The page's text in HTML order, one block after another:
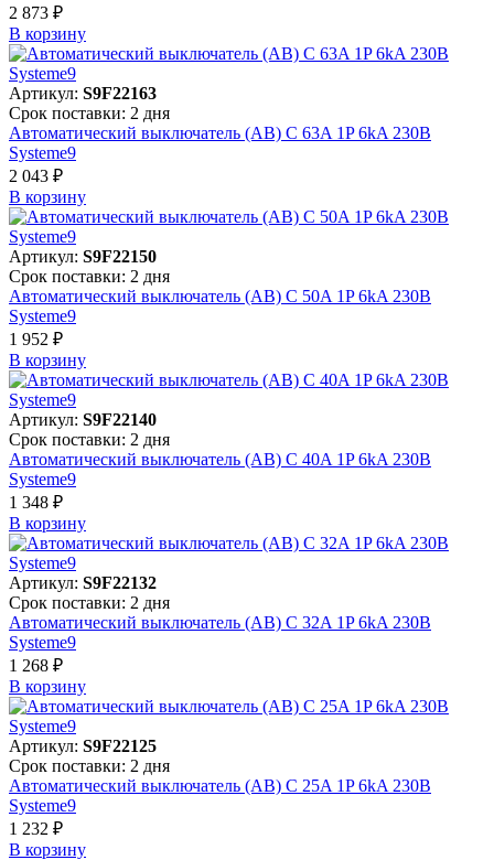
2 873 ₽
В корзинy
Артикул: S9F22163
Срок поставки: 2 дня
Автоматический выключатель (АВ) C 63A 1P 6kA 230В
Systeme9
2 043 ₽
В корзинy
Артикул: S9F22150
Срок поставки: 2 дня
Автоматический выключатель (АВ) C 50A 1P 6kA 230В
Systeme9
1 952 ₽
В корзинy
Артикул: S9F22140
Срок поставки: 2 дня
Автоматический выключатель (АВ) C 40A 1P 6kA 230В
Systeme9
1 348 ₽
В корзинy
Артикул: S9F22132
Срок поставки: 2 дня
Автоматический выключатель (АВ) C 32A 1P 6kA 230В
Systeme9
1 268 ₽
В корзинy
Артикул: S9F22125
Срок поставки: 2 дня
Автоматический выключатель (АВ) C 25A 1P 6kA 230В
Systeme9
1 232 ₽
В корзинy